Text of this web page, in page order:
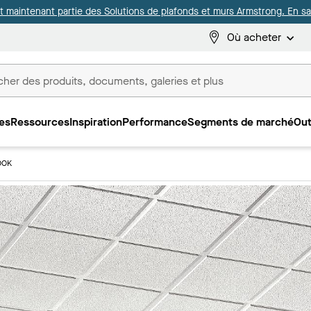
maintenant partie des Solutions de plafonds et murs Armstrong. En
Où acheter
RessourcesInspirationPerformanceSegments de marché